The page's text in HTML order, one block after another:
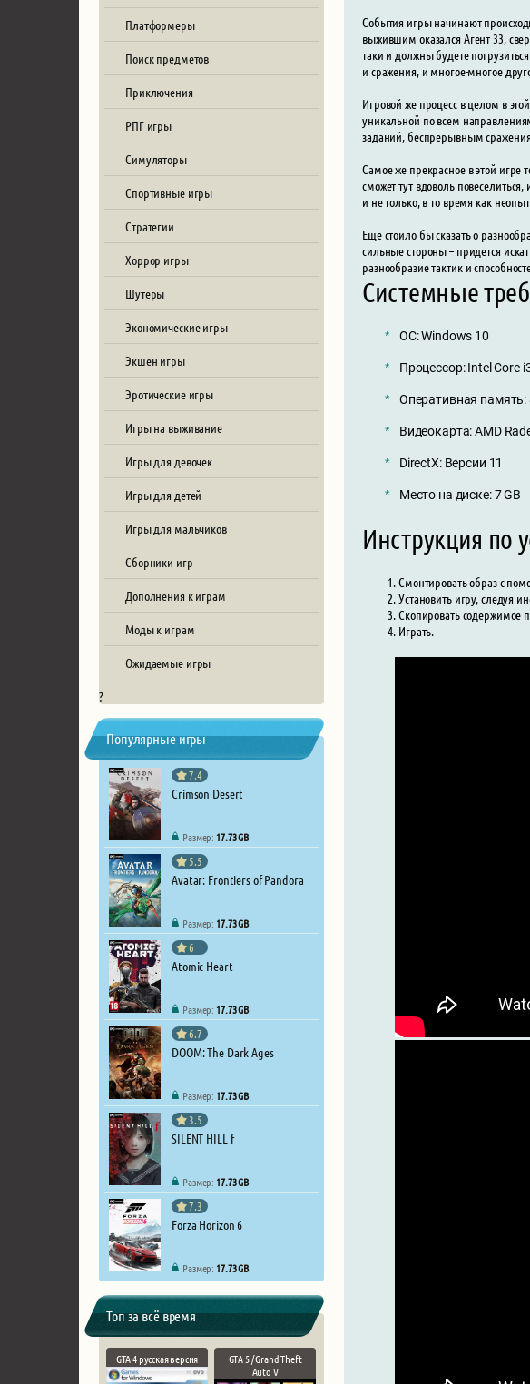
Платформеры
Поиск предметов
Приключения
РПГ игры
Симуляторы
Спортивные игры
Стратегии
Хоррор игры
Шутеры
Экономические игры
Экшен игры
Эротические игры
Игры на выживание
Игры для девочек
Игры для детей
Игры для мальчиков
Сборники игр
Дополнения к играм
Моды к играм
Ожидаемые игры
?
Популярные игры
7.4
Crimson Desert
Размер: 17.73 GB
5.5
Avatar: Frontiers of Pandora
Размер: 17.73 GB
6
Atomic Heart
Размер: 17.73 GB
6.7
DOOM: The Dark Ages
Размер: 17.73 GB
3.5
SILENT HILL f
Размер: 17.73 GB
7.3
Forza Horizon 6
Размер: 17.73 GB
Топ за всё время
GTA 4 русская версия
GTA 5 / Grand Theft
Auto V
События игры начинают
выжившим оказался Агент 33,
таки и должны будете
и сражения, и многое-многое
Игровой же процесс в целом в
уникальной по всем
заданий, беспрерывным
Самое же прекрасное в этой
сможет тут вдоволь
и не только, в то время как
Еще стоило бы сказать о
сильные стороны – придется
разнообразие тактик и
Системные
ОС: Windows 10
Процессор: Intel Core
Оперативная
Видеокарта: AMD
DirectX: Версии 11
Место на диске: 7 GB
Инструкция по
Смонтировать образ с
Установить игру, следуя
Скопировать содержимое
Играть.